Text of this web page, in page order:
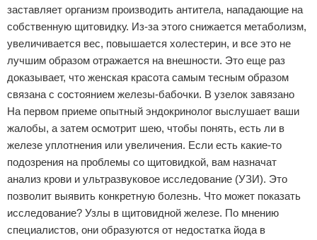
заставляет организм производить антитела, нападающие на
собственную щитовидку. Из-за этого снижается метаболизм,
увеличивается вес, повышается холестерин, и все это не
лучшим образом отражается на внешности. Это еще раз
доказывает, что женская красота самым тесным образом
связана с состоянием железы-бабочки. В узелок завязано
На первом приеме опытный эндокринолог выслушает ваши
жалобы, а затем осмотрит шею, чтобы понять, есть ли в
железе уплотнения или увеличения. Если есть какие‑то
подозрения на проблемы со щитовидкой, вам назначат
анализ крови и ультразвуковое исследование (УЗИ). Это
позволит выявить конкретную болезнь. Что может показать
исследование? Узлы в щитовидной железе. По мнению
специалистов, они образуются от недостатка йода в